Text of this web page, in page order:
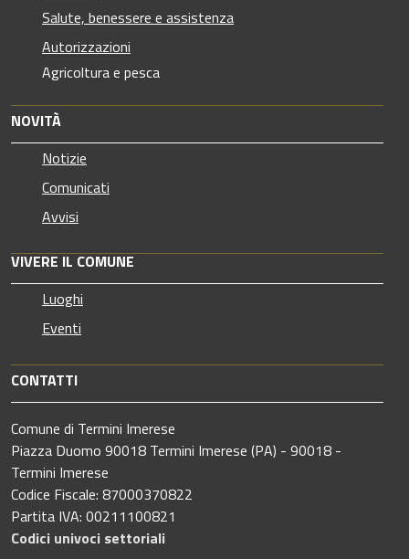
Salute, benessere e assistenza
Autorizzazioni
Agricoltura e pesca
NOVITÀ
Notizie
Comunicati
Avvisi
VIVERE IL COMUNE
Luoghi
Eventi
CONTATTI
Comune di Termini Imerese
Piazza Duomo 90018 Termini Imerese (PA) - 90018 -
Termini Imerese
Codice Fiscale: 87000370822
Partita IVA: 00211100821
Codici univoci settoriali